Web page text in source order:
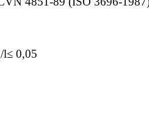
l≤ 0,05